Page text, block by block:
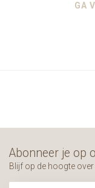
GA
Abonneer je op
Blijf op de hoogte